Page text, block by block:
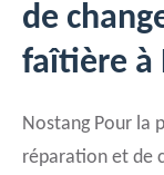
de
faîtière à
Nostang Pour la
réparation et de